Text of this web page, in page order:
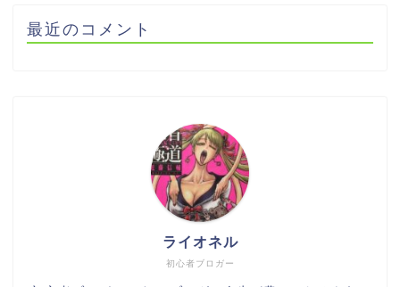
最近のコメント
初心者ブロガー
ライオネル